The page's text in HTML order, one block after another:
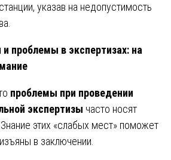
указав на недопустимость
проблемы в экспертизах: на
проблемы при проведении
экспертизы часто носят
этих «слабых мест» поможет
в заключении.